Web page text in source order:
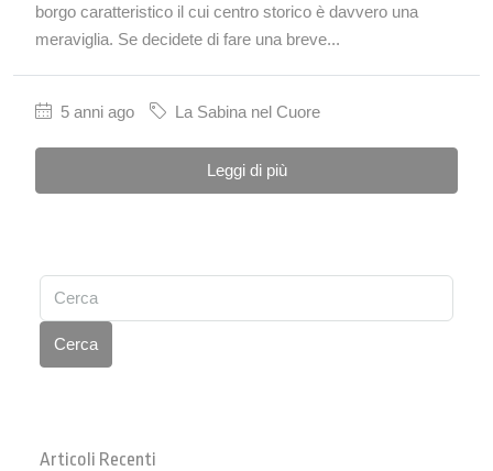
borgo caratteristico il cui centro storico è davvero una
meraviglia. Se decidete di fare una breve...
5 anni ago La Sabina nel Cuore
Leggi di più
Cerca
Articoli Recenti